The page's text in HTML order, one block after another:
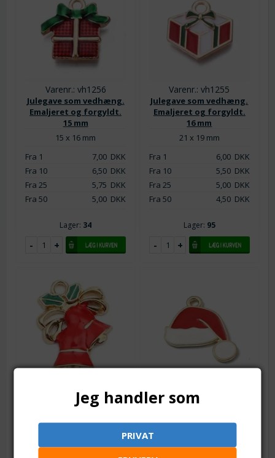
Varenr.: vh1256
Julegave som vedhæng.
Emaljeret og forgyldt.
15 mm
15 x 16 mm
Fra 1
7,00DKK
Fra 10
6,50DKK
Fra 25
5,75 DKK
Fra 50
5,00DKK
Lager: 34
Varenr.: vh1255
Julegave som vedhæng.
Emaljeret og forgyldt.
16 mm
21 x 19 mm
Fra 1
6,00DKK
Fra 10
5,50DKK
Fra 25
5,00DKK
Fra 50
4,50DKK
Lager: 95
Juleklokker. Forgyldt og
emaljeret. 19 mm
16 x 14 mm
DKK
Nissehue. Emaljeret og
21 x 19 mm
Fra 1
Jeg handler som
PRIVAT